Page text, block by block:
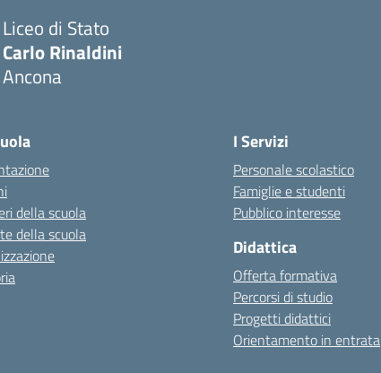
Liceo di Stato
Carlo Rinaldini
Ancona
della scuola
della scuola
I Servizi
Personale scolastico
Famiglie e studenti
Pubblico interesse
Didattica
Offerta formativa
Percorsi di studio
Progetti didattici
Orientamento in entrata